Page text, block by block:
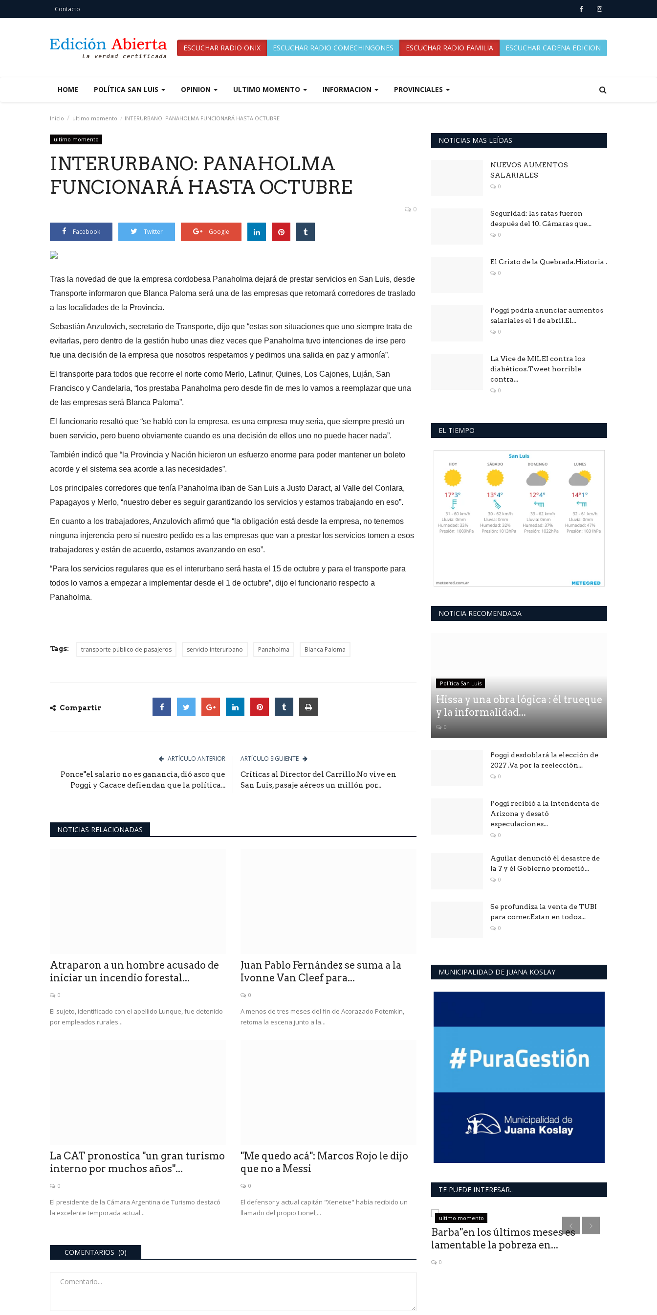
Contacto
ESCUCHAR RADIO ONIX ESCUCHAR RADIO COMECHINGONES ESCUCHAR RADIO FAMILIA ESCUCHAR CADENA EDICION
HOME POLÍTICA SAN LUIS OPINION ULTIMO MOMENTO INFORMACION PROVINCIALES
Inicio ultimo momento INTERURBANO: PANAHOLMA FUNCIONARÁ HASTA OCTUBRE
ultimo momento
INTERURBANO: PANAHOLMA
FUNCIONARÁ HASTA OCTUBRE
0
Facebook Twitter Google
Tras la novedad de que la empresa cordobesa Panaholma dejará de prestar servicios en San Luis, desde
Transporte informaron que Blanca Paloma será una de las empresas que retomará corredores de traslado
a las localidades de la Provincia.
Sebastián Anzulovich, secretario de Transporte, dijo que “estas son situaciones que uno siempre trata de
evitarlas, pero dentro de la gestión hubo unas diez veces que Panaholma tuvo intenciones de irse pero
fue una decisión de la empresa que nosotros respetamos y pedimos una salida en paz y armonía”.
El transporte para todos que recorre el norte como Merlo, Lafinur, Quines, Los Cajones, Luján, San
Francisco y Candelaria, “los prestaba Panaholma pero desde fin de mes lo vamos a reemplazar que una
de las empresas será Blanca Paloma”.
El funcionario resaltó que “se habló con la empresa, es una empresa muy seria, que siempre prestó un
buen servicio, pero bueno obviamente cuando es una decisión de ellos uno no puede hacer nada”.
También indicó que “la Provincia y Nación hicieron un esfuerzo enorme para poder mantener un boleto
acorde y el sistema sea acorde a las necesidades”.
Los principales corredores que tenía Panaholma iban de San Luis a Justo Daract, al Valle del Conlara,
Papagayos y Merlo, “nuestro deber es seguir garantizando los servicios y estamos trabajando en eso”.
En cuanto a los trabajadores, Anzulovich afirmó que “la obligación está desde la empresa, no tenemos
ninguna injerencia pero sí nuestro pedido es a las empresas que van a prestar los servicios tomen a esos
trabajadores y están de acuerdo, estamos avanzando en eso”.
“Para los servicios regulares que es el interurbano será hasta el 15 de octubre y para el transporte para
todos lo vamos a empezar a implementar desde el 1 de octubre”, dijo el funcionario respecto a
Panaholma.
Tags: transporte público de pasajeros servicio interurbano Panaholma Blanca Paloma
Compartir
ARTÍCULO ANTERIOR
Ponce"el salario no es ganancia, dió asco que
Poggi y Cacace defiendan que la política...
ARTÍCULO SIGUIENTE
Críticas al Director del Carrillo.No vive en
San Luis, pasaje aéreos un millón por...
NOTICIAS RELACIONADAS
Atraparon a un hombre acusado de
iniciar un incendio forestal...
0
El sujeto, identificado con el apellido Lunque, fue detenido
por empleados rurales...
Juan Pablo Fernández se suma a la
Ivonne Van Cleef para...
0
A menos de tres meses del fin de Acorazado Potemkin,
retoma la escena junto a la...
La CAT pronostica "un gran turismo
interno por muchos años"...
0
El presidente de la Cámara Argentina de Turismo destacó
la excelente temporada actual...
"Me quedo acá": Marcos Rojo le dijo
que no a Messi
0
El defensor y actual capitán "Xeneixe" había recibido un
llamado del propio Lionel,...
COMENTARIOS (0)
NOTICIAS MAS LEÍDAS
NUEVOS AUMENTOS
SALARIALES
0
Seguridad: las ratas fueron
después del 10. Cámaras que...
0
El Cristo de la Quebrada.Historia .
0
Poggi podría anunciar aumentos
salariales el 1 de abril.El...
0
La Vice de MILEI contra los
diabéticos.Tweet horrible
contra...
0
EL TIEMPO
NOTICIA RECOMENDADA
Política San Luis
Hissa y una obra lógica : él trueque
y la informalidad...
0
Poggi desdoblará la elección de
2027 .Va por la reelección...
0
Poggi recibió a la Intendenta de
Arizona y desató
especulaciones...
0
Aguilar denunció él desastre de
la 7 y él Gobierno prometió...
0
Se profundiza la venta de TUBI
para comer.Estan en todos...
0
MUNICIPALIDAD DE JUANA KOSLAY
TE PUEDE INTERESAR..
de Tasa....
deportes Política San Luis
0
ultimo momento
Barba"en los últimos meses es
lamentable la pobreza en...
0